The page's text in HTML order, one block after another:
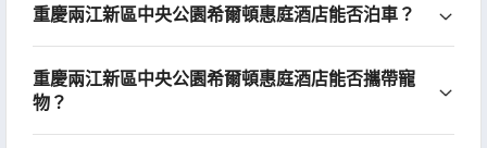
重慶兩江新區中央公園希爾頓惠庭酒店能否泊車？
重慶兩江新區中央公園希爾頓惠庭酒店能否攜帶寵
物？